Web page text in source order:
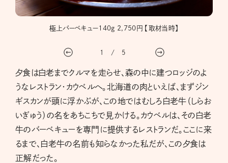
極上バーベキュー140g 2,750円 【取材当時】
1 / 5
夕食は白老までクルマを走らせ、森の中に建つロッジのよ
うなレストラン・カウベルへ。北海道の肉といえば、まずジン
ギスカンが頭に浮かぶが、この地ではむしろ白老牛（しらお
いぎゅう）の名をあちこちで見かける。カウベルは、その白老
牛のバーベキューを専門に提供するレストランだ。ここに来
るまで、白老牛の名前も知らなかった私だが、この夕食は
正解だった。